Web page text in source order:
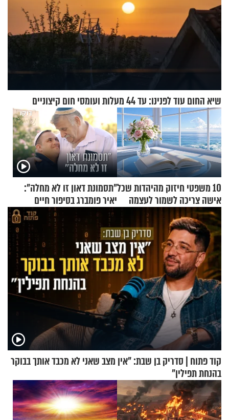
שיא החום עוד לפנינו: עד 44 מעלות ועומסי חום קיצוניים
10 משפטי חיזוק מהיהדות שכל
אישה צריכה לשמור לעצמה
"תסמונת דאון זו לא מחלה":
יאיר פומברג בסיפור חיים
מעורר השראה
קוד פתוח | סדריק בן שבת: "אין מצב שאני לא מכבד אותך בבוקר
בהנחת תפילין"